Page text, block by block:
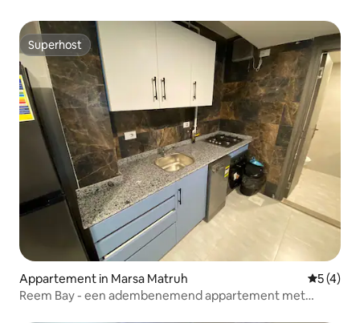
Superhost
Superhost
Appartement in Marsa Matruh
5 (4)
Reem Bay - een adembenemend appartement met